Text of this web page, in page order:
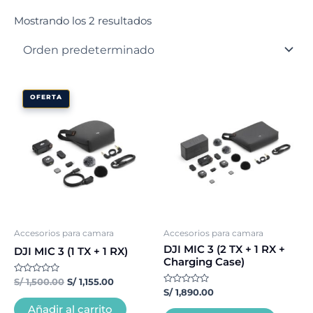
Mostrando los 2 resultados
OFERTA
Accesorios para camara
DJI MIC 3 (1 TX + 1 RX)
Valorado
con
de
S/1,500.00
El
original
era:
S/ 1,500.00.
S/1,155.00
S/ 1,155.00.
Añadir al carrito
Accesorios para camara
DJI MIC 3 (2 TX + 1 RX +
Charging Case)
Valorado
con
S/1,890.00